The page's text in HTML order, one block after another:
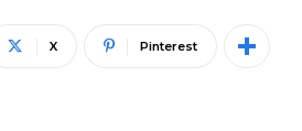
X Pinterest